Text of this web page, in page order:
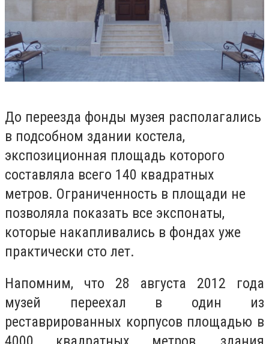
До переезда фонды музея располагались
в подсобном здании костела,
экспозиционная площадь которого
составляла всего 140 квадратных
метров. Ограниченность в площади не
позволяла показать все экспонаты,
которые накапливались в фондах уже
практически сто лет.
Напомним, что 28 августа 2012 года
музей переехал в один из
реставрированных корпусов площадью в